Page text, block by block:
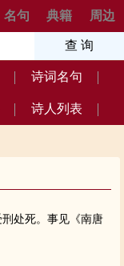
周边
典籍
名句
诗词名句
诗人列表
处死。事见《南唐